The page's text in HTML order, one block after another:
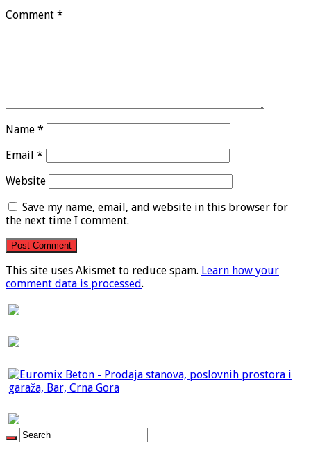
Comment *
Name *
Email *
Website
Save my name, email, and website in this browser for
the next time I comment.
This site uses Akismet to reduce spam. Learn how your
comment data is processed.